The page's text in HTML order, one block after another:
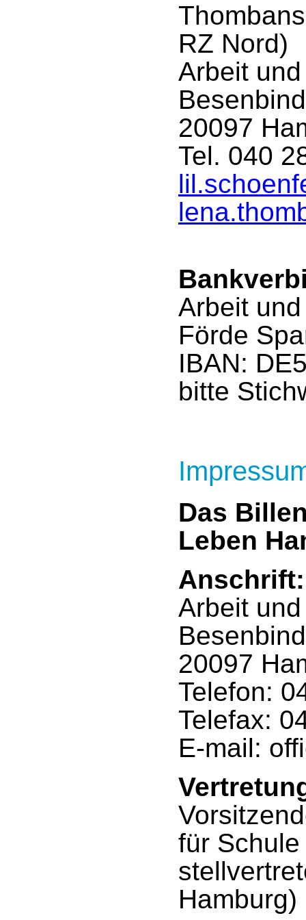
RZ Nord)
Arbeit
20097
Tel. 040
Arbeit
Förde
IBAN:
bitte
Das
Leben
Anschrift:
Arbeit
20097
Telefon:
Telefax:
E-mail:
für
Hamburg)